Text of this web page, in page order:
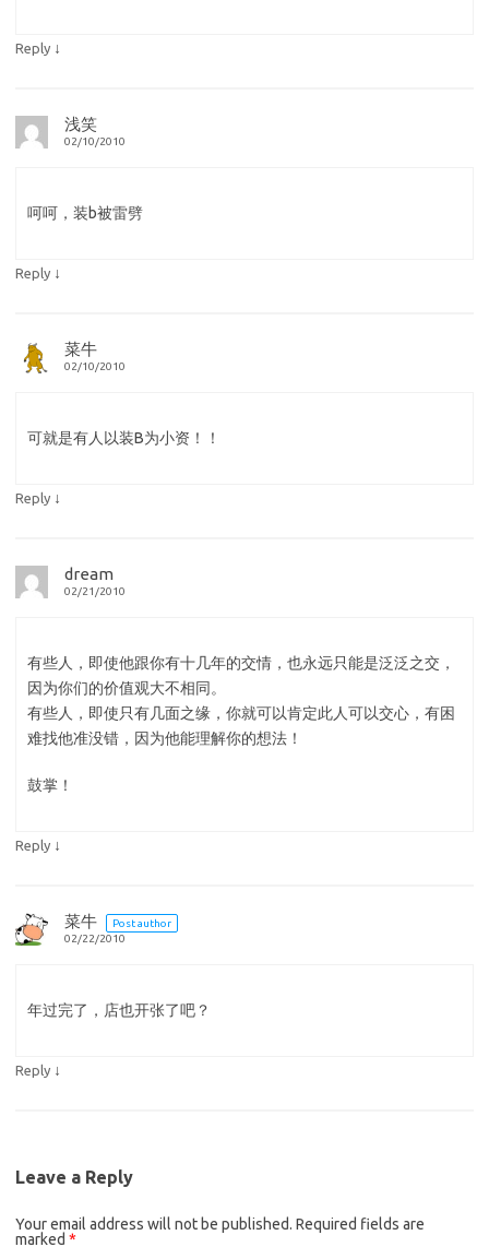
Reply ↓
浅笑
02/10/2010
呵呵，装b被雷劈
Reply ↓
菜牛
02/10/2010
可就是有人以装B为小资！！
Reply ↓
dream
02/21/2010
有些人，即使他跟你有十几年的交情，也永远只能是泛泛之交，
因为你们的价值观大不相同。
有些人，即使只有几面之缘，你就可以肯定此人可以交心，有困
难找他准没错，因为他能理解你的想法！
鼓掌！
Reply ↓
菜牛
Post author
02/22/2010
年过完了，店也开张了吧？
Reply ↓
Leave a Reply
Your email address will not be published. Required fields are
marked *